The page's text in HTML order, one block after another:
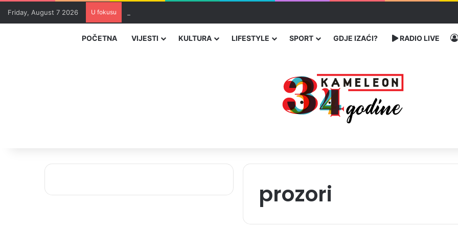
Friday, August 7 2026 U fokusu
POČETNA VIJESTI KULTURA LIFESTYLE SPORT GDJE IZAĆI? RADIO LIVE
prozori